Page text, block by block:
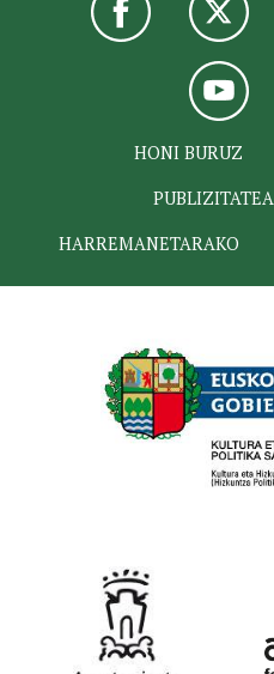
HONI BURUZ
PUBLIZITATEA
HARREMANETARAKO